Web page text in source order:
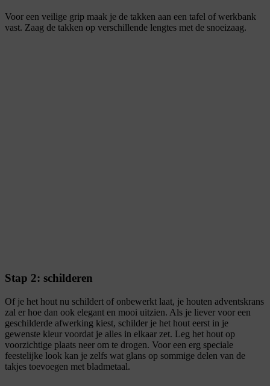
Voor een veilige grip maak je de takken aan een tafel of werkbank
vast. Zaag de takken op verschillende lengtes met de snoeizaag.
Stap 2: schilderen
Of je het hout nu schildert of onbewerkt laat, je houten adventskrans
zal er hoe dan ook elegant en mooi uitzien. Als je liever voor een
geschilderde afwerking kiest, schilder je het hout eerst in je
gewenste kleur voordat je alles in elkaar zet. Leg het hout op
voorzichtige plaats neer om te drogen. Voor een erg speciale
feestelijke look kan je zelfs wat glans op sommige delen van de
takjes toevoegen met bladmetaal.